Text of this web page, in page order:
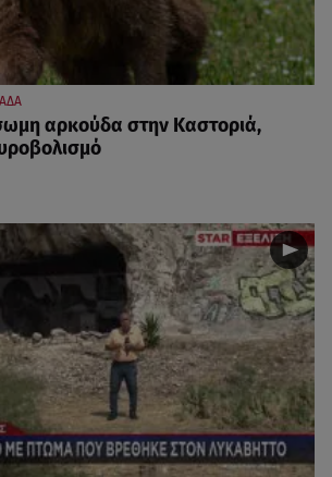
αρκούδα στην Καστοριά,